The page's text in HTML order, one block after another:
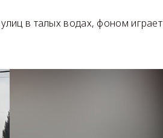
в талых водах, фоном играет